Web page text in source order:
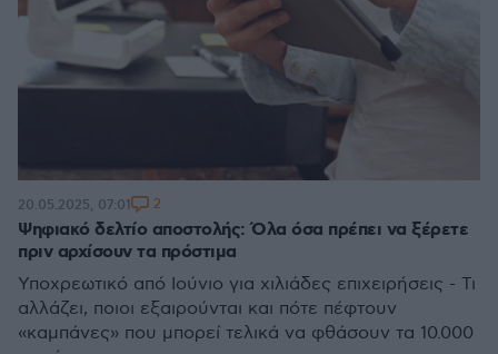
Ψηφιακό δελτίο αποστολής: Όλα όσα πρέπει να ξέρετε
πριν αρχίσουν τα πρόστιμα
Υποχρεωτικό από Ιούνιο για χιλιάδες επιχειρήσεις - Τι
αλλάζει, ποιοι εξαιρούνται και πότε πέφτουν
«καμπάνες» που μπορεί τελικά να φθάσουν τα 10.000
20.05.2025, 07:01 2